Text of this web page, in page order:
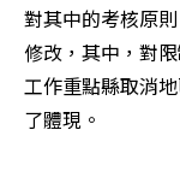
對其中的考核原
修改，其中，對
工作重點縣取消
了體現。